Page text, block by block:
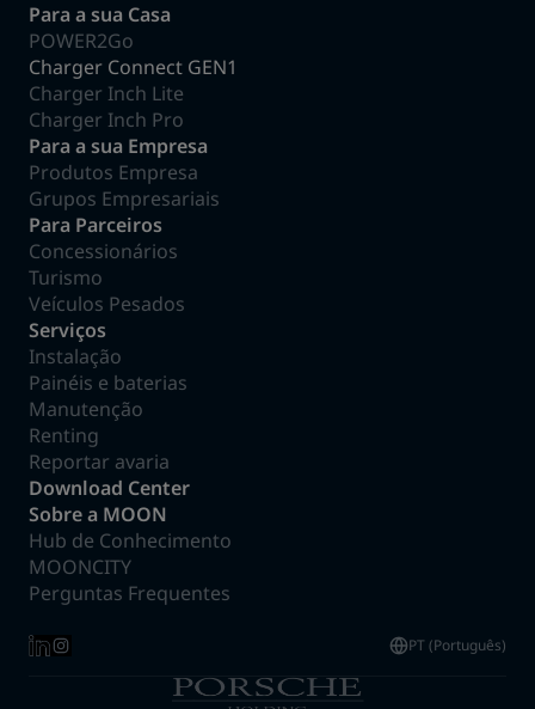
Para a sua Casa
POWER2Go
Charger Connect GEN1
Charger Inch Lite
Charger Inch Pro
Para a sua Empresa
Produtos Empresa
Grupos Empresariais
Para Parceiros
Concessionários
Turismo
Veículos Pesados
Serviços
Instalação
Painéis e baterias
Manutenção
Renting
Reportar avaria
Download Center
Sobre a MOON
Hub de Conhecimento
MOONCITY
Perguntas Frequentes
PT (Português)